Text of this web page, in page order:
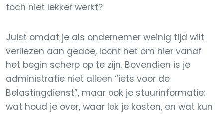
toch niet lekker werkt?
Juist omdat je als ondernemer weinig tijd wilt
verliezen aan gedoe, loont het om hier vanaf
het begin scherp op te zijn. Bovendien is je
administratie niet alleen “iets voor de
Belastingdienst”, maar ook je stuurinformatie:
wat houd je over, waar lek je kosten, en wat kun